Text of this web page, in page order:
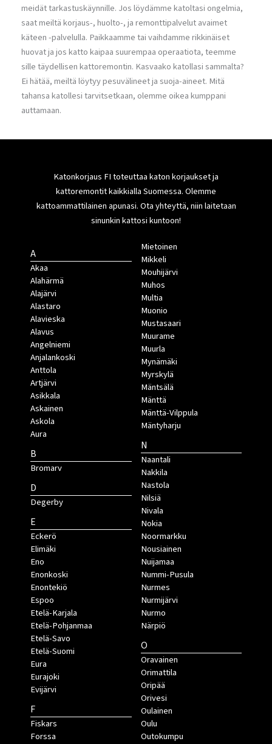
meidät tarkastuskäynnille. Jos löydämme katoltasi ongelmia,
saat meiltä korjaus-, huolto-, ja remonttipalvelut avaimet
käteen -palvelulla. Paikkaamme tai vaihdamme rikkinäiset
huovat ja jos katto kaipaa suurempaa operaatiota, teemme
sille täydellisen kattoremontin. Kasvaako katollasi sammalta?
Ei hätää, meiltä löytyy pesuvälineet ja suoja-aineet. Mitä
tahansa katollesi tarvitsetkaan, olemme oikea kumppani
auttamaan.
Katonkorjaus FI toteuttaa katon korjaukset ja
kattoremontit kaikkialla Suomessa. Olemme
kattoammattilainen apunasi. Ota yhteyttä, niin laitetaan
sinunkin kattosi kuntoon!
A
Akaa
Alahärmä
Alajärvi
Alastaro
Alavieska
Alavus
Angelniemi
Anjalankoski
Anttola
Artjärvi
Asikkala
Askainen
Askola
Aura
B
Bromarv
D
Degerby
E
Eckerö
Elimäki
Eno
Enonkoski
Enontekiö
Espoo
Etelä-Karjala
Etelä-Pohjanmaa
Etelä-Savo
Etelä-Suomi
Eura
Eurajoki
Evijärvi
F
Fiskars
Forssa
Mietoinen
Mikkeli
Mouhijärvi
Muhos
Multia
Muonio
Mustasaari
Muurame
Muurla
Mynämäki
Myrskylä
Mäntsälä
Mänttä
Mänttä-Vilppula
Mäntyharju
N
Naantali
Nakkila
Nastola
Nilsiä
Nivala
Nokia
Noormarkku
Nousiainen
Nuijamaa
Nummi-Pusula
Nurmes
Nurmijärvi
Nurmo
Närpiö
O
Oravainen
Orimattila
Oripää
Orivesi
Oulainen
Oulu
Outokumpu